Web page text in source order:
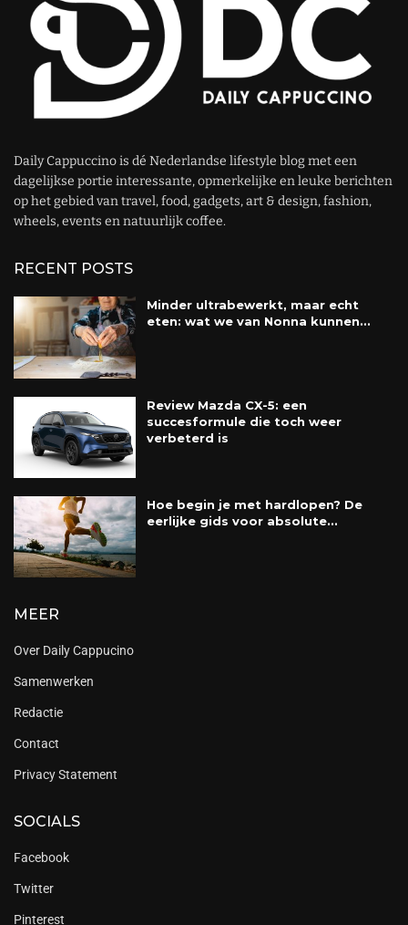
Daily Cappuccino is dé Nederlandse lifestyle blog met een
dagelijkse portie interessante, opmerkelijke en leuke berichten
op het gebied van travel, food, gadgets, art & design, fashion,
wheels, events en natuurlijk coffee.
RECENT POSTS
Minder ultrabewerkt, maar echt
eten: wat we van Nonna kunnen...
Review Mazda CX-5: een
succesformule die toch weer
verbeterd is
Hoe begin je met hardlopen? De
eerlijke gids voor absolute...
MEER
Over Daily Cappucino
Samenwerken
Redactie
Contact
Privacy Statement
SOCIALS
Facebook
Twitter
Pinterest